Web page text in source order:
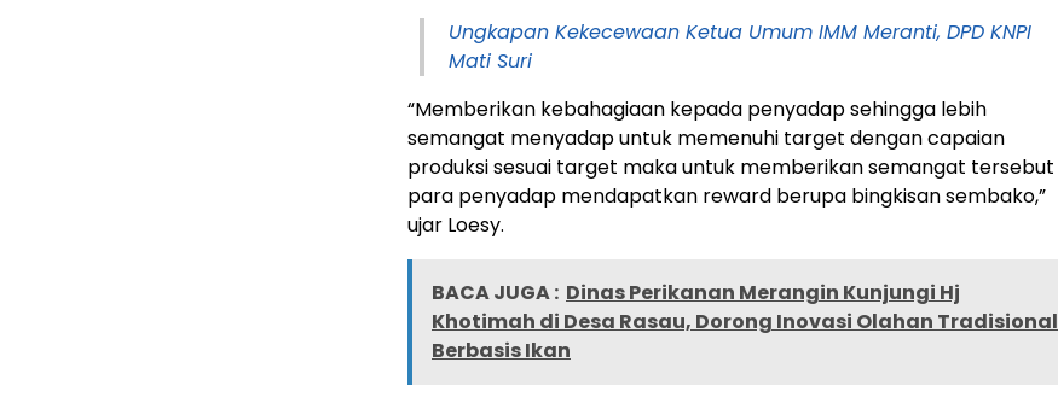
Ungkapan Kekecewaan Ketua Umum IMM Meranti, DPD KNPI
Mati Suri
“Memberikan kebahagiaan kepada penyadap sehingga lebih
semangat menyadap untuk memenuhi target dengan capaian
produksi sesuai target maka untuk memberikan semangat tersebut
para penyadap mendapatkan reward berupa bingkisan sembako,”
ujar Loesy.
BACA JUGA : Dinas Perikanan Merangin Kunjungi Hj
Khotimah di Desa Rasau, Dorong Inovasi Olahan Tradisional
Berbasis Ikan